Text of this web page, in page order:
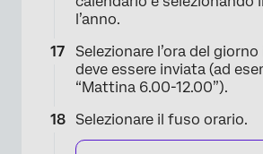
l’anno.
Selezionare l’ora del giorno
deve essere inviata (ad
“Mattina 6.00-12.00”).
Selezionare il fuso orario.